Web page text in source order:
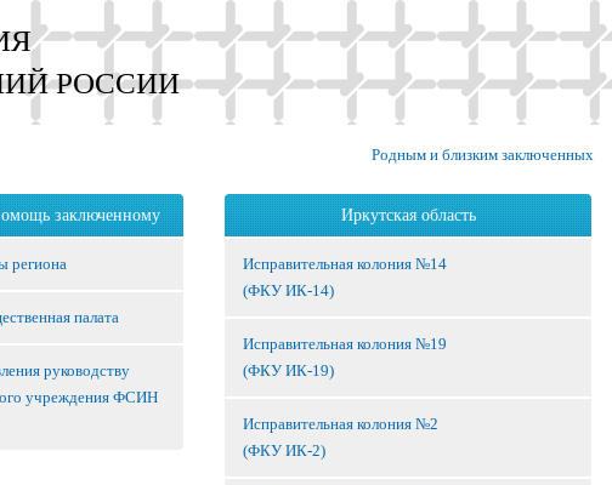
РОССИИ
Родным и близким заключенных
заключенному
региона
палата
руководству
учреждения ФСИН
Иркутская область
Исправительная колония №14
(ФКУ ИК-14)
Исправительная колония №19
(ФКУ ИК-19)
Исправительная колония №2
(ФКУ ИК-2)